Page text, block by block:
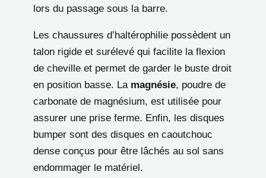
lors du passage sous la barre.
Les chaussures d’haltérophilie possèdent un
talon rigide et surélevé qui facilite la flexion
de cheville et permet de garder le buste droit
en position basse. La magnésie, poudre de
carbonate de magnésium, est utilisée pour
assurer une prise ferme. Enfin, les disques
bumper sont des disques en caoutchouc
dense conçus pour être lâchés au sol sans
endommager le matériel.